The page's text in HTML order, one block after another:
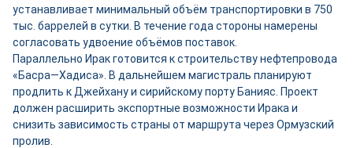
устанавливает минимальный объём транспортировки в 750
тыс. баррелей в сутки. В течение года стороны намерены
согласовать удвоение объёмов поставок.
Параллельно Ирак готовится к строительству нефтепровода
«Басра—Хадиса». В дальнейшем магистраль планируют
продлить к Джейхану и сирийскому порту Банияс. Проект
должен расширить экспортные возможности Ирака и
снизить зависимость страны от маршрута через Ормузский
пролив.